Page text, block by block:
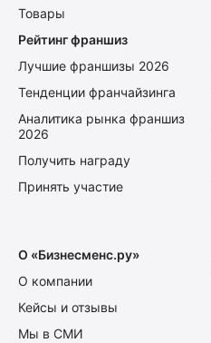
Товары
Рейтинг франшиз
Лучшие франшизы 2026
Тенденции франчайзинга
Аналитика рынка франшиз
2026
Получить награду
Принять участие
О «Бизнесменс.ру»
О компании
Кейсы и отзывы
Мы в СМИ